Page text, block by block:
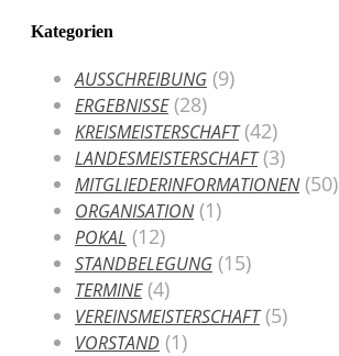
Kategorien
AUSSCHREIBUNG (9)
ERGEBNISSE(28)
KREISMEISTERSCHAFT(42)
LANDESMEISTERSCHAFT(3)
MITGLIEDERINFORMATIONEN(50)
ORGANISATION(1)
POKAL (12)
STANDBELEGUNG (15)
TERMINE(4)
VEREINSMEISTERSCHAFT(5)
VORSTAND (1)